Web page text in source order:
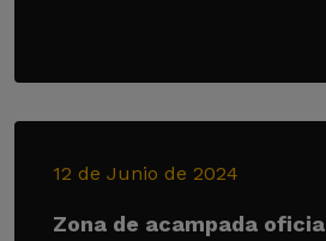
12 de Junio de 2024
Zona de acampada